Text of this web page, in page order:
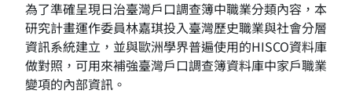
為了準確呈現日治臺灣戶口調查簿中職業分類內容，本
研究計畫運作委員林嘉琪投入臺灣歷史職業與社會分層
資訊系統建立，並與歐洲學界普遍使用的HISCO資料庫
做對照，可用來補強臺灣戶口調查簿資料庫中家戶職業
變項的內部資訊。